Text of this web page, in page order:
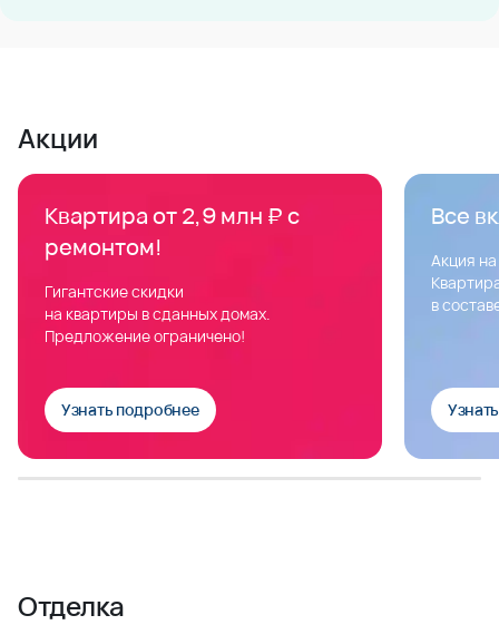
Акции
Квартира от 2,9 млн ₽ с
ремонтом!
Гигантские скидки
на квартиры в сданных домах.
Предложение ограничено!
Узнать подробнее
Все
Акция
в
Отделка